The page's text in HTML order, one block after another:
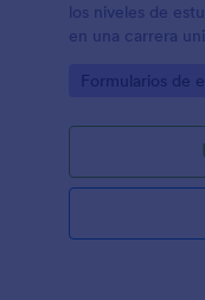
los niveles de
en una carrera
carrera,
Go to Category:
Formularios de